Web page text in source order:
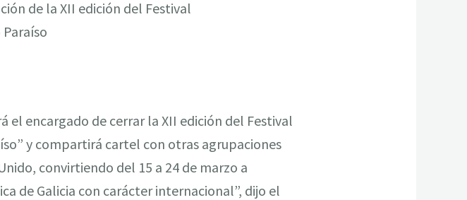
de la XII edición del Festival
el encargado de cerrar la XII edición del Festival
” y compartirá cartel con otras agrupaciones
convirtiendo del 15 a 24 de marzo a
de Galicia con carácter internacional”, dijo el